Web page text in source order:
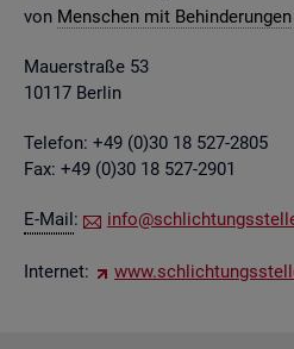
von Men­schen mit Be­hin­de­run­gen
Mau­er­stra­ße 53
10117 Ber­lin
Te­le­fon: +49 (0)30 18 527-2805
Fax: +49 (0)30 18 527-2901
E-Mail:
In­ter­net: